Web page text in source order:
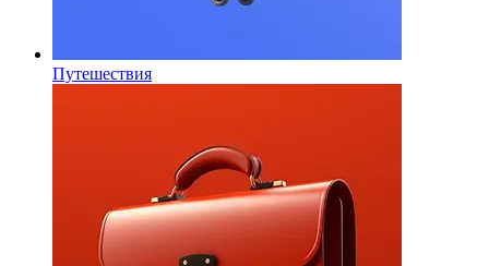
Путешествия